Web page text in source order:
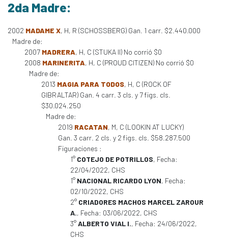
2da Madre:
2002 MADAME X, H, R (SCHOSSBERG) Gan. 1 carr. $2.440.000
Madre de:
2007 MADRERA, H, C (STUKA II) No corrió $0
2008 MARINERITA, H, C (PROUD CITIZEN) No corrió $0
Madre de:
2013 MAGIA PARA TODOS, H, C (ROCK OF
GIBRALTAR) Gan. 4 carr. 3 cls. y 7 figs. cls.
$30.024.250
Madre de:
2019 RACATAN, M, C (LOOKIN AT LUCKY)
Gan. 3 carr. 2 cls. y 2 figs. cls. $58.287.500
Figuraciones :
1° COTEJO DE POTRILLOS, Fecha:
22/04/2022, CHS
1° NACIONAL RICARDO LYON, Fecha:
02/10/2022, CHS
2° CRIADORES MACHOS MARCEL ZAROUR
A., Fecha: 03/06/2022, CHS
3°ALBERTO VIAL I., Fecha: 24/06/2022,
CHS